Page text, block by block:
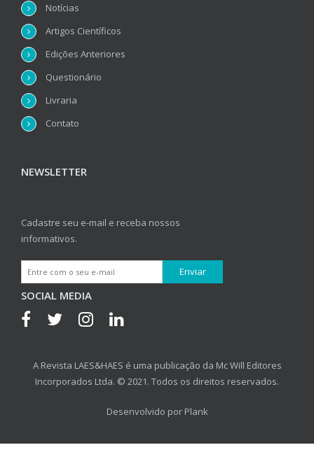
Notícias
Artigos Científicos
Edições Anteriores
Questionário
Livraria
Contato
NEWSLETTER
Cadastre seu e-mail e receba nossos
informativos.
SOCIAL MEDIA
A Revista LAES&HAES é uma publicação da Mc Will Editores
Incorporados Ltda. © 2021. Todos os direitos reservados.
Desenvolvido por Plank